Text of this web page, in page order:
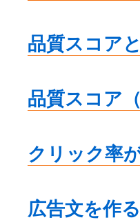
品質スコア
品質スコア
クリック率
広告文を作